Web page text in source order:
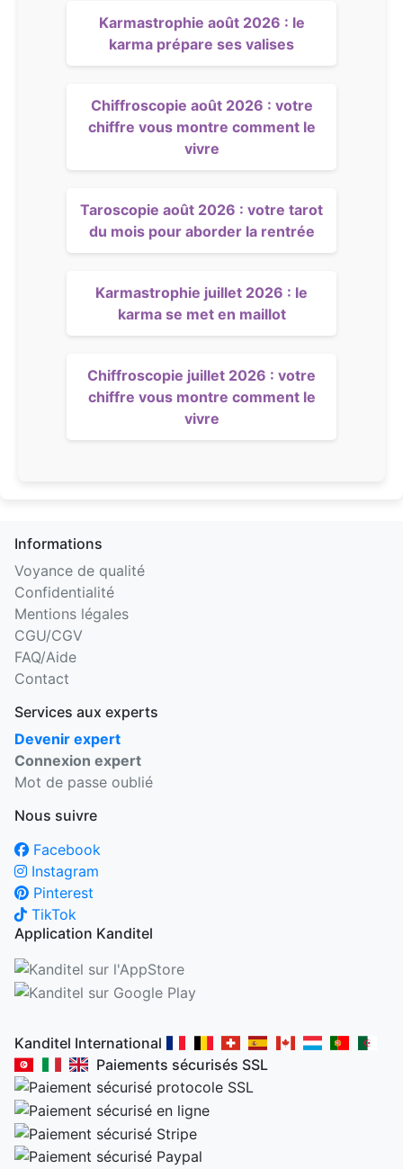
Karmastrophie août 2026 : le
karma prépare ses valises
Chiffroscopie août 2026 : votre
chiffre vous montre comment le
vivre
Taroscopie août 2026 : votre tarot
du mois pour aborder la rentrée
Karmastrophie juillet 2026 : le
karma se met en maillot
Chiffroscopie juillet 2026 : votre
chiffre vous montre comment le
vivre
Informations
Voyance de qualité
Confidentialité
Mentions légales
CGU/CGV
FAQ/Aide
Contact
Services aux experts
Devenir expert
Connexion expert
Mot de passe oublié
Nous suivre
Facebook
Instagram
Pinterest
TikTok
Application Kanditel
Kanditel International
Paiements sécurisés SSL